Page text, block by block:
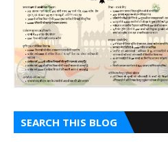
SEARCH THIS BLOG